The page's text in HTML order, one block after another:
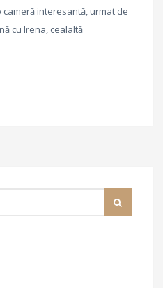
interesantă, urmat de
cu Irena, cealaltă